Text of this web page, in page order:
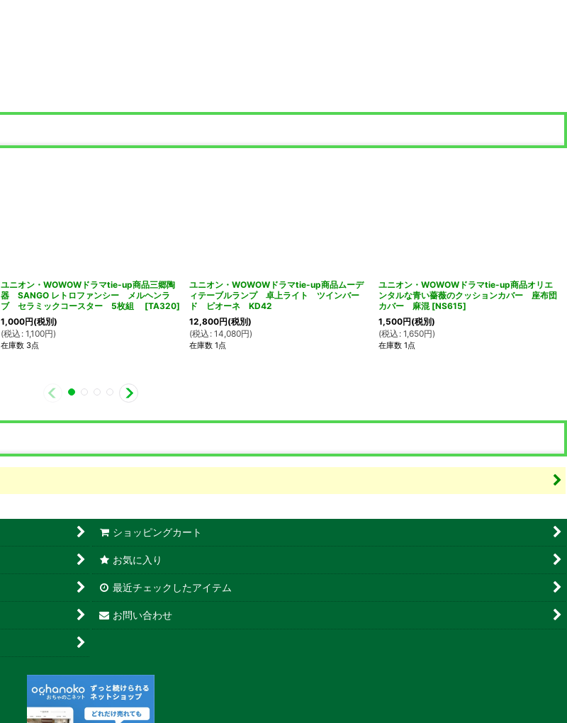
ユニオン・WOWOWドラマtie-up商品三郷陶
器 SANGO レトロファンシー メルヘンラ
ブ セラミックコースター 5枚組
[TA320]
1,000円(税別)
(税込 : 1,100円)
在庫数 3点
ユニオン・WOWOWドラマtie-up商品ムーデ
ィテーブルランプ 卓上ライト ツインバー
ド ピオーネ KD42
12,800円(税別)
(税込 : 14,080円)
在庫数 1点
ユニオン・WOWOWドラマtie-up商品オリエ
ンタルな青い薔薇のクッションカバー 座布団
カバー 麻混 [NS615]
1,500円(税別)
(税込 : 1,650円)
在庫数 1点
ショッピングカート
お気に入り
最近チェックしたアイテム
お問い合わせ